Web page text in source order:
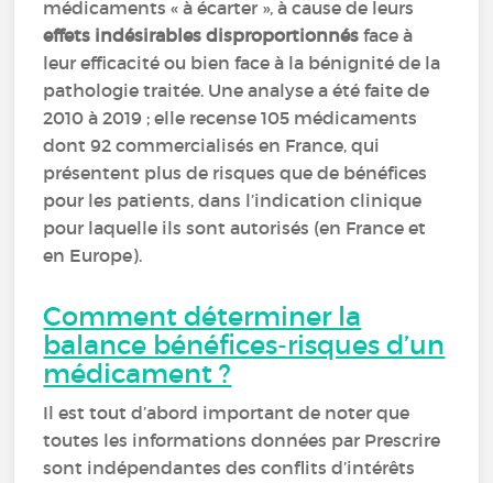
médicaments « à écarter », à cause de leurs
effets indésirables disproportionnés face à
leur efficacité ou bien face à la bénignité de la
pathologie traitée. Une analyse a été faite de
2010 à 2019 ; elle recense 105 médicaments
dont 92 commercialisés en France, qui
présentent plus de risques que de bénéfices
pour les patients, dans l’indication clinique
pour laquelle ils sont autorisés (en France et
en Europe).
Comment déterminer la
balance bénéfices-risques d’un
médicament ?
Il est tout d’abord important de noter que
toutes les informations données par Prescrire
sont indépendantes des conflits d’intérêts